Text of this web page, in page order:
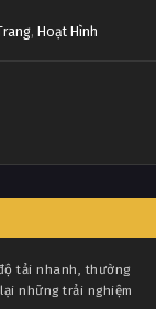
, Hoạt Hình
tải nhanh, thường
những trải nghiệm